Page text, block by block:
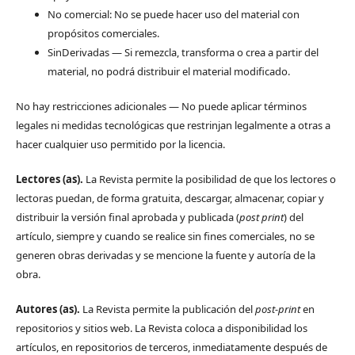
No comercial: No se puede hacer uso del material con
propósitos comerciales.
SinDerivadas — Si remezcla, transforma o crea a partir del
material, no podrá distribuir el material modificado.
No hay restricciones adicionales — No puede aplicar términos
legales ni medidas tecnológicas que restrinjan legalmente a otras a
hacer cualquier uso permitido por la licencia.
Lectores (as). La Revista permite la posibilidad de que los lectores o
lectoras puedan, de forma gratuita, descargar, almacenar, copiar y
distribuir la versión final aprobada y publicada (post print) del
artículo, siempre y cuando se realice sin fines comerciales, no se
generen obras derivadas y se mencione la fuente y autoría de la
obra.
Autores (as). La Revista permite la publicación delpost-printen
repositorios y sitios web. La Revista coloca a disponibilidad los
artículos, en repositorios de terceros, inmediatamente después de